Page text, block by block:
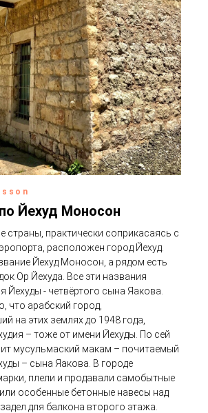
Йехуд Моносон
страны, практически соприкасаясь с
расположен город Йехуд.
Йехуд Моносон, а рядом есть
Ор Йехуда. Все эти названия
Йехуды - четвёртого сына Яакова.
что арабский город,
на этих землях до 1948 года,
– тоже от имени Йехуды. По сей
мусульмаский макам – почитаемый
– сына Яакова. В городе
плели и продавали самобытные
особенные бетонные навесы над
для балкона второго этажа.